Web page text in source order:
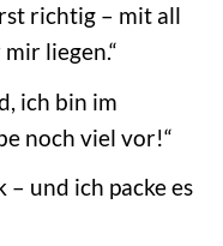
richtig – mit all
liegen.“
ich bin im
noch viel vor!“
– und ich packe es